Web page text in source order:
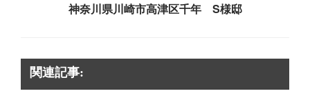
神奈川県川崎市高津区千年 S様邸
関連記事: